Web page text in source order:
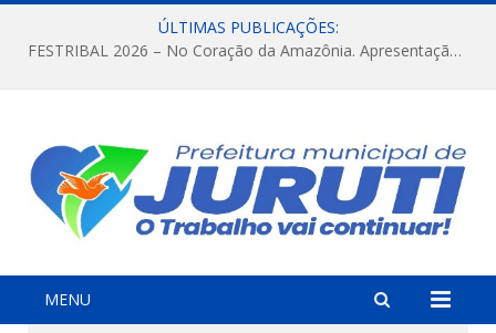
ÚLTIMAS PUBLICAÇÕES:
FESTRIBAL 2026 – No Coração da Amazônia. Apresentação da Munduruku.
MENU